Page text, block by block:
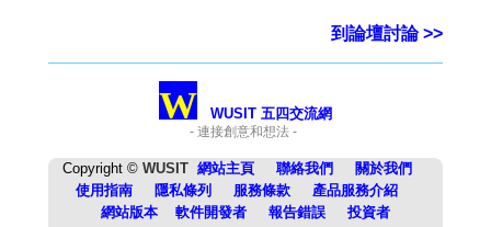
到論壇討論 >>
W WUSIT 五四交流網
- 連接創意和想法 -
Copyright © WUSIT 網站主頁 聯絡我們
關於我們
使用指南
隱私條列 服務條款
產品服務介紹
網站版本
軟件開發者 報告錯誤
投資者